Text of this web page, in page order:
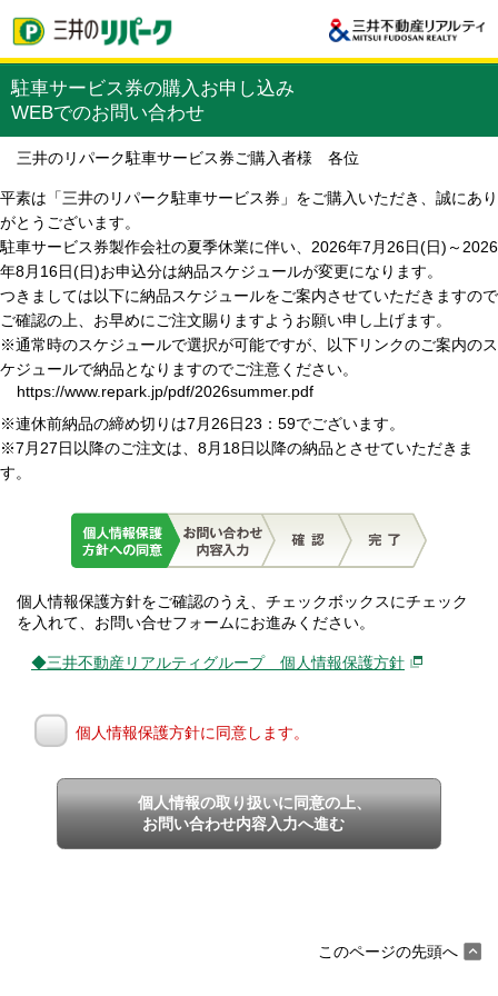
駐車サービス券の購入お申し込み
WEBでのお問い合わせ
三井のリパーク駐車サービス券ご購入者様 各位
平素は「三井のリパーク駐車サービス券」をご購入いただき、誠にあり
がとうございます。
駐車サービス券製作会社の夏季休業に伴い、2026年7月26日(日)～2026
年8月16日(日)お申込分は納品スケジュールが変更になります。
つきましては以下に納品スケジュールをご案内させていただきますので
ご確認の上、お早めにご注文賜りますようお願い申し上げます。
※通常時のスケジュールで選択が可能ですが、以下リンクのご案内のス
ケジュールで納品となりますのでご注意ください。
https://www.repark.jp/pdf/2026summer.pdf
※連休前納品の締め切りは7月26日23：59でございます。
※7月27日以降のご注文は、8月18日以降の納品とさせていただきま
す。
個人情報保護方針をご確認のうえ、チェックボックスにチェック
を入れて、お問い合せフォームにお進みください。
◆三井不動産リアルティグループ 個人情報保護方針
個人情報保護方針に同意します。
個人情報の取り扱いに同意の上、
お問い合わせ内容入力へ進む
このページの先頭へ